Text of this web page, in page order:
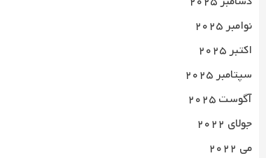
نوامبر 2025
اکتبر 2025
سپتامبر 2025
آگوست 2025
جولای 2022
می 2022